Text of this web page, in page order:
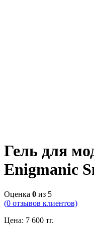
Гель для
Enigmanic
Оценка 0 из 5
(0 отзывов клиентов)
Цена: 7 600 тг.